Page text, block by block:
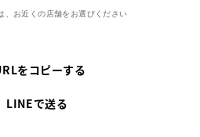
お近くの店舗をお選びください
をコピーする
LINEで送る